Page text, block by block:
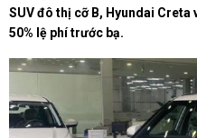
SUV đô thị cỡ B, Hyundai
50% lệ phí trước bạ.